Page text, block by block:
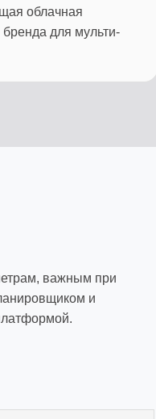
облачная
для мульти-
важным при
и